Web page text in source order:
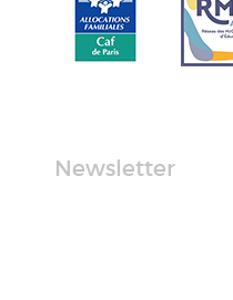
Newsletter